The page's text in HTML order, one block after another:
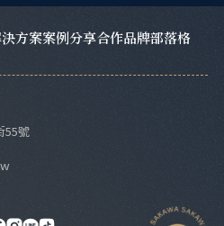
合作品牌
案例分享
方案 部落格
55號